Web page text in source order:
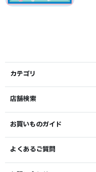
カテゴリ
店舗検索
お買いものガイド
よくあるご質問